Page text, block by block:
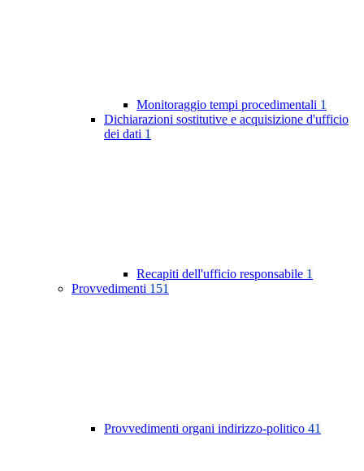
Monitoraggio tempi procedimentali 1
Dichiarazioni sostitutive e acquisizione d'ufficio
dei dati 1
Recapiti dell'ufficio responsabile 1
Provvedimenti 151
Provvedimenti organi indirizzo-politico 41